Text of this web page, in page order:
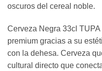
oscuros del cereal noble.
Cerveza Negra 33cl
premium gracias a su
con la dehesa. Cerveza
cultural directo que